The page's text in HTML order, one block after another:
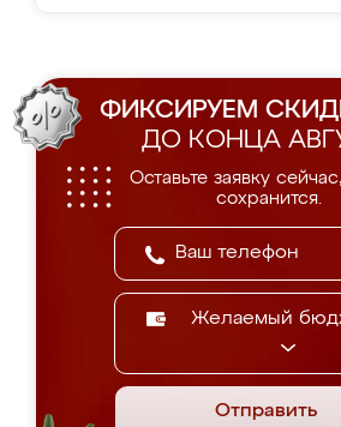
ФИКСИРУЕМ
ДО КОНЦА
Оставьте заявку
сохранится.
Желаемый
Отправить